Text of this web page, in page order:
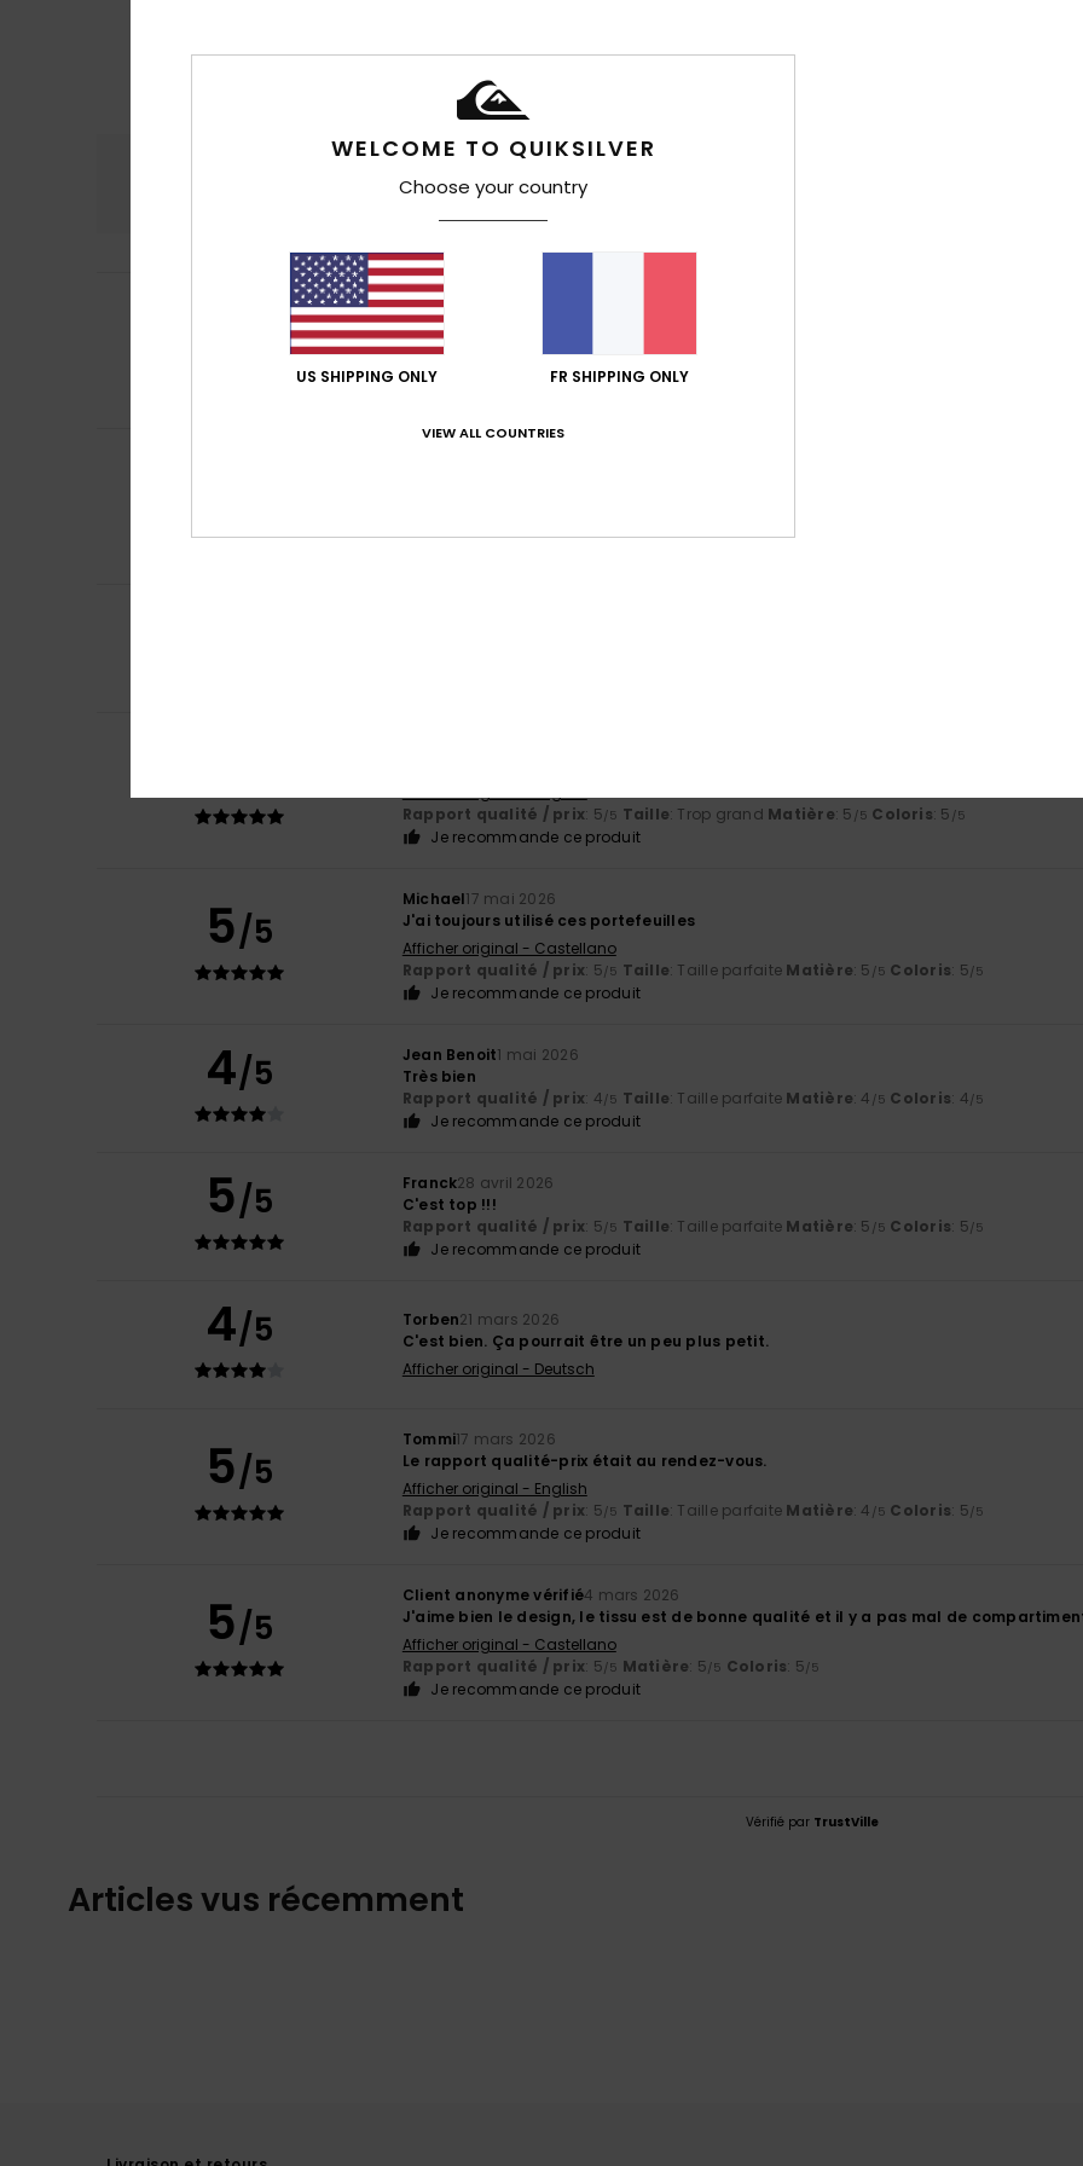
Confort
Rapport qualité / prix
Ana Piedad
Parce qu'elle est un peu petite
Afficher original - Castellano
Rapport qualité / prix: 3/5 Taille: Taille parfaite
Rapport qualité / prix: 5/5 Taille: Trop grand Matière: 5 /5 Coloris: 5 /5
Je recommande ce produit
5/5
Michael17 mai 2026
J'ai toujours utilisé ces portefeuilles
Afficher original - Castellano
Rapport qualité / prix: 5/5 Taille: Taille parfaite Matière: 5 /5 Coloris: 5/5
Je recommande ce produit
4/5 Jean Benoit1 mai 2026
Très bien
Rapport qualité / prix: 4/5 Taille: Taille parfaite Matière: 4 /5 Coloris: 4/5
Je recommande ce produit
5/5 Franck28 avril 2026
C'est top !!!
Rapport qualité / prix: 5/5 Taille: Taille parfaite Matière: 5 /5 Coloris: 5/5
Je recommande ce produit
4/5 Torben21 mars 2026
C'est bien. Ça pourrait être un peu plus petit.
Afficher original - Deutsch
5/5
Tommi17 mars 2026
Le rapport qualité-prix était au rendez-vous.
Afficher original - English
Rapport qualité / prix: 5/5 Taille: Taille parfaite Matière: 4 /5 Coloris: 5/5
Je recommande ce produit
5/5
Client anonyme vérifié4 mars 2026
J'aime bien le design, le tissu est de bonne qualité et il y a pas mal de
Afficher original - Castellano
Rapport qualité / prix: 5/5 Matière: 5/5 Coloris: 5/5
Je recommande ce produit
Vérifié par TrustVille
Articles vus récemment
WELCOME TO QUIKSILVER
Choose your country
US SHIPPING ONLY FR SHIPPING ONLY
VIEW ALL COUNTRIES